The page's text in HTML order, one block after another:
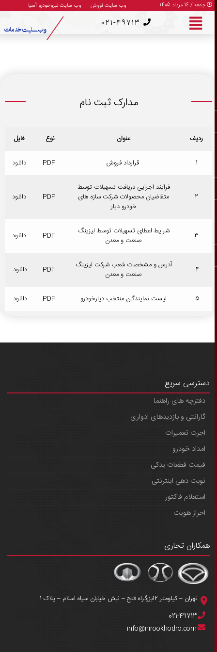
جمعه / 16 مرداد 1405 وب سایت فروش وب سایت نیروخودرو آسیا
021-49713 وب سایت خدمات
مدارک ثبت نام
ردیف عنوان نوع فایل
قرارداد فروش دانلود
فرآیند اجرایی دریافت تسهیلات توسط
متقاضیان محصولات شرکت سازه های
خودرو دیار
دانلود
شرایط اعطای تسهیلات توسط لیزینگ
صنعت و معدن
دانلود
4
آدرس و مشخصات شعب شركت ليزينگ
صنعت و معدن
دانلود
5 لیست نمایندگان منتخب دیارخودرو دانلود
دسترسی سریع
دفترچه های راهنما
گارانتی و بازدیدهای ادواری
اجرت تعمیرات
امداد خودرو
قیمت قطعات یدکی
نوبت دهی اینترنتی
استعلام فاکتور
احراز هویت
همکاران تجاری
تهران – کیلومتر 12بزرگراه فتح – نبش خیابان سپاه اسلام – پلاک 1
021-49713
info@nirookhodro.com